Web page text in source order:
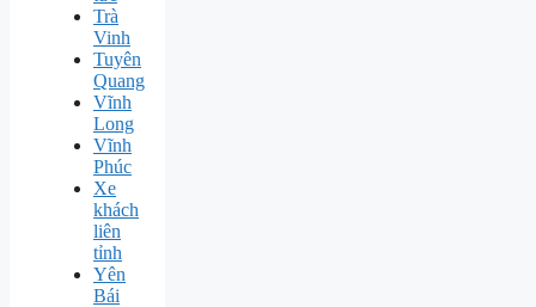
Trà
Vinh
Tuyên
Quang
Vĩnh
Long
Vĩnh
Phúc
Xe
khách
liên
tỉnh
Yên
Bái